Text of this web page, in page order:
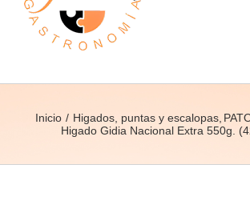
Inicio Higados, puntas y escalopas
Higado Gidia Nacional Extra 550g.